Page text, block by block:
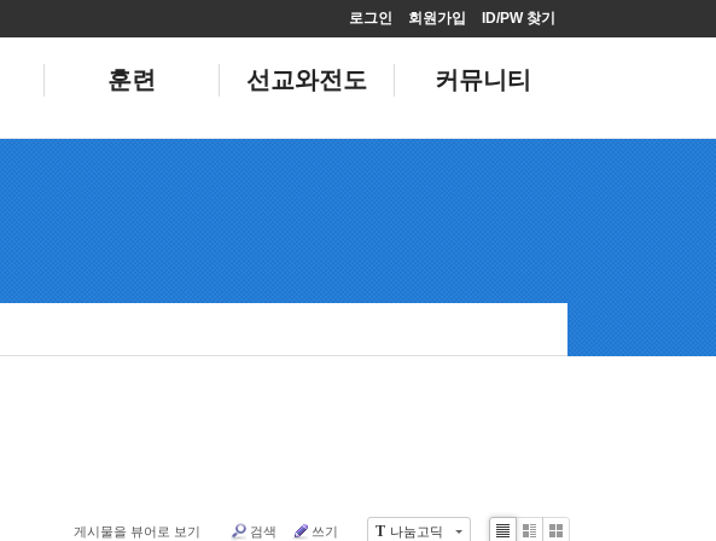
로그인 회원가입 ID/PW 찾기
훈련 선교와전도 커뮤니티
T 나눔고딕
게시물을 뷰어로 보기 검색 쓰기